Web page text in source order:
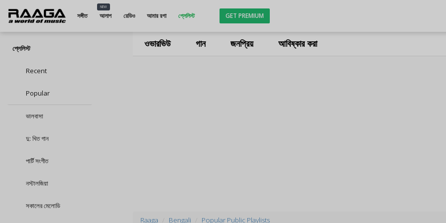
ওভারভিউ গান জনপ্রিয় আবিষ্কার করা
সঙ্গীত
NEW
আলাপ রেডিও আমার রগা প্লেলিস্ট GET PREMIUM
প্লেলিস্ট
Recent
Popular
ভালবাসা
দু: খিত গান
পার্টি সংগীত
নস্টালজিয়া
সকালের মেলোডি
Raaga Bengali Popular Public Playlists